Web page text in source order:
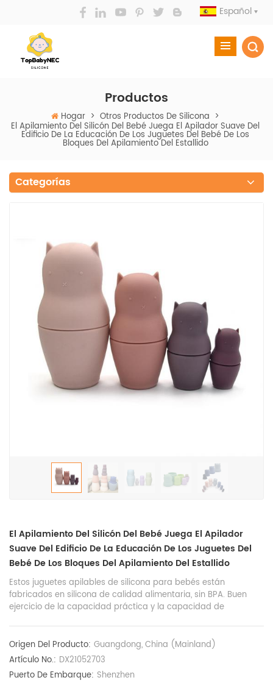
Español
Productos
Hogar > Otros Productos De Silicona >
El Apilamiento Del Silicón Del Bebé Juega El Apilador Suave Del
Edificio De La Educación De Los Juguetes Del Bebé De Los
Bloques Del Apilamiento Del Estallido
Categorías
El Apilamiento Del Silicón Del Bebé Juega El Apilador
Suave Del Edificio De La Educación De Los Juguetes Del
Bebé De Los Bloques Del Apilamiento Del Estallido
Estos juguetes apilables de silicona para bebés están
fabricados en silicona de calidad alimentaria, sin BPA. Buen
ejercicio de la capacidad práctica y la capacidad de
Origen Del Producto: Guangdong, China (Mainland)
Artículo No.: DX21052703
Puerto De Embarque: Shenzhen